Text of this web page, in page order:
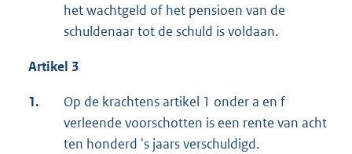
het wachtgeld of het pensioen van de
schuldenaar tot de schuld is voldaan.
Artikel 3
1.
Op de krachtens artikel 1 onder a en f
verleende voorschotten is een rente van acht
ten honderd 's jaars verschuldigd.